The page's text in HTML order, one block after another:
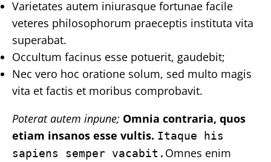
Varietates autem iniurasque fortunae facile
veteres philosophorum praeceptis instituta vita
superabat.
Occultum facinus esse potuerit, gaudebit;
Nec vero hoc oratione solum, sed multo magis
vita et factis et moribus comprobavit.
Poterat autem inpune; Omnia contraria, quos
etiam insanos esse vultis. Itaque his
sapiens semper vacabit. Omnes enim